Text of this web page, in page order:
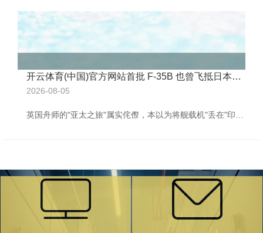
开云体育(中国)官方网站首批 F-35B 也曾飞抵日本基地-🔥ayx手机版登录(综合)官方网站入口/网页版/安卓/电脑版
2026-08-05
英国舟师的"亚太之旅"属实侘傺，本以为将舰载机"丢在"印度就也曾充足丢东谈主，却没念念到雷同的事情还能发生第二次。据央视新闻报谈，英军一架 F-35 战役机，在日本鹿儿岛机场弥留着陆，导致该机场一度关闭，所幸未形成东谈主员伤一火。有计划到英军此前宣称我方是来亚太"秀肌肉"的，如今却只可用"丢东谈主现眼"来刻画，其落差之大，不知英方能否扛得住。 【淹留在印度的 F-35 刚刚被"抢救且归"】 英国舟师来亚太，边走边丢舰载机 行为英国两艘老旧航母上，最拿的滥觞的"钞票"，好意思制 F-35B 战机